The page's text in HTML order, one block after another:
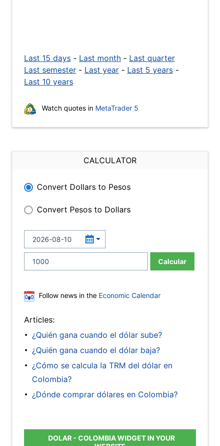
Last 15 days - Last month - Last quarter
Last semester - Last year - Last 5 years -
Last 10 years
Watch quotes in MetaTrader 5
CALCULATOR
Convert Dollars to Pesos
Convert Pesos to Dollars
Calcular
Follow news in the Economic Calendar
Articles:
¿Quién gana cuando el dólar sube?
¿Quién gana cuando el dólar baja?
¿Cómo se calcula la TRM del dólar en
Colombia?
¿Dónde comprar dólares en Colombia?
DOLAR - COLOMBIA WIDGET IN YOUR